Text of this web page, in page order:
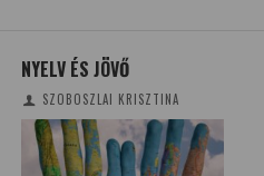
NYELV ÉS JÖVŐ
SZOBOSZLAI KRISZTINA